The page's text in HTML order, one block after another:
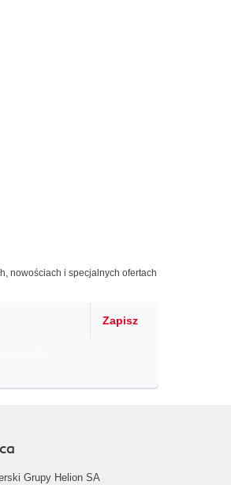
nowościach i specjalnych ofertach
Zapisz
Grupy Helion SA